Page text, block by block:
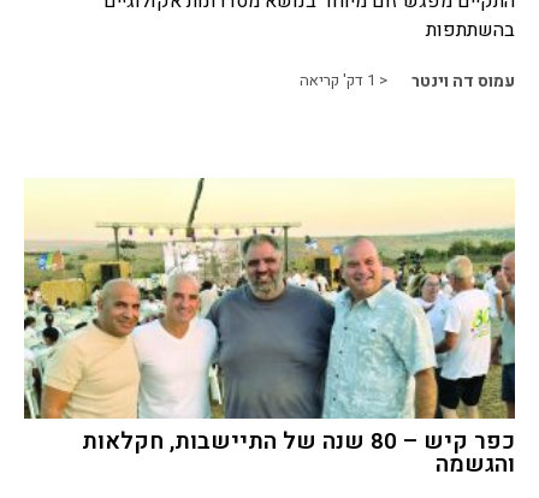
בהשתתפות
עמוס דה וינטר < 1 דק' קריאה
כפר קיש – 80 שנה של התיישבות, חקלאות
והגשמה